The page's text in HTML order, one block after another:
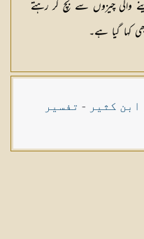
والی چیزوں سے بچ کر رہتے
کہا گیا ہے۔
ابن کثیر - تفسیر